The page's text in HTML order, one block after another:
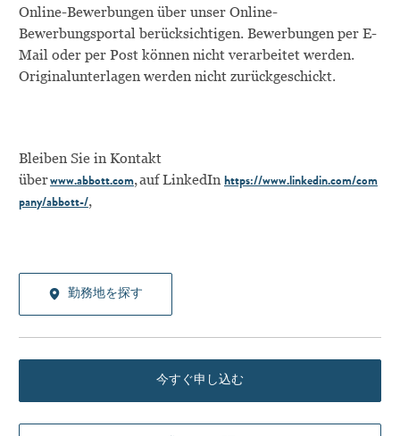
Online-Bewerbungen über unser Online-
Bewerbungsportal berücksichtigen. Bewerbungen per E-
Mail oder per Post können nicht verarbeitet werden.
Originalunterlagen werden nicht zurückgeschickt.
Bleiben Sie in Kontakt
überwww.abbott.com, auf LinkedIn https://www.linkedin.com/com
pany/abbott-/,
勤務地を探す
今すぐ申し込む